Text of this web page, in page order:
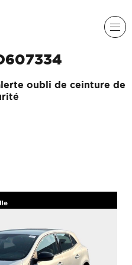
oubli de ceinture de